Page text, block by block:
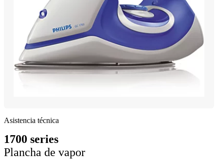
Asistencia técnica
1700 series
Plancha de vapor